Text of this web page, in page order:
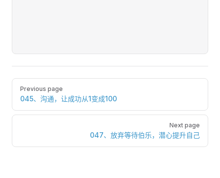
Pager
Previous page
045、沟通，让成功从1变成100
Next page
047、放弃等待伯乐，潜心提升自己